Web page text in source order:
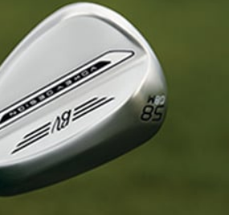
5 AOÛT. 2026 | PGA TOUR
Le Cadillac, chez Trump, au
programme du Championship Series
2028
21 AVR. 2026 | PGA TOUR, CALENDRIER
Le PGA Tour dit bye bye à Hawaï en